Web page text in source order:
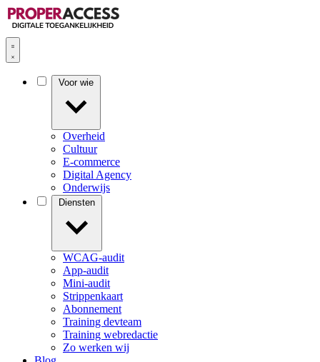
Overheid
Cultuur
E-commerce
Digital Agency
Onderwijs
WCAG-audit
App-audit
Mini-audit
Strippenkaart
Abonnement
Training devteam
Training webredactie
Zo werken wij